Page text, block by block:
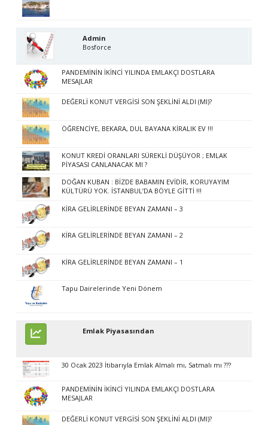
Admin
Bosforce
PANDEMİNİN İKİNCİ YILINDA EMLAKÇI DOSTLARA
MESAJLAR
DEĞERLİ KONUT VERGİSİ SON ŞEKLİNİ ALDI (MI)?
ÖĞRENCİYE, BEKARA, DUL BAYANA KİRALIK EV !!!
KONUT KREDİ ORANLARI SÜREKLİ DÜŞÜYOR ; EMLAK
PİYASASI CANLANACAK MI ?
DOĞAN KUBAN : BİZDE BABAMIN EVİDİR, KORUYAYIM
KÜLTÜRÜ YOK. İSTANBUL’DA BÖYLE GİTTİ !!!
KİRA GELİRLERİNDE BEYAN ZAMANI – 3
KİRA GELİRLERİNDE BEYAN ZAMANI – 2
KİRA GELİRLERİNDE BEYAN ZAMANI – 1
Tapu Dairelerinde Yeni Dönem
Emlak Piyasasından
30 Ocak 2023 İtibarıyla Emlak Almalı mı, Satmalı mı ???
PANDEMİNİN İKİNCİ YILINDA EMLAKÇI DOSTLARA
MESAJLAR
DEĞERLİ KONUT VERGİSİ SON ŞEKLİNİ ALDI (MI)?